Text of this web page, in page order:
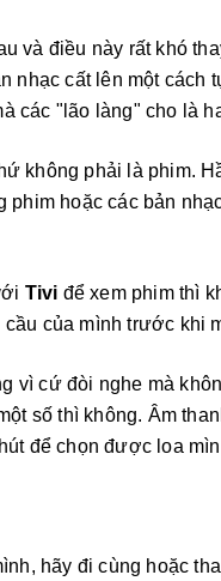
và điều này rất khó
nhạc cất lên một
các "lão làng" cho là
không phải là phim.
phim hoặc các bản
Tivi để xem phim thì
của mình trước khi
vì cứ đòi nghe mà
số thì không. Âm
để chọn được loa
hãy đi cùng hoặc